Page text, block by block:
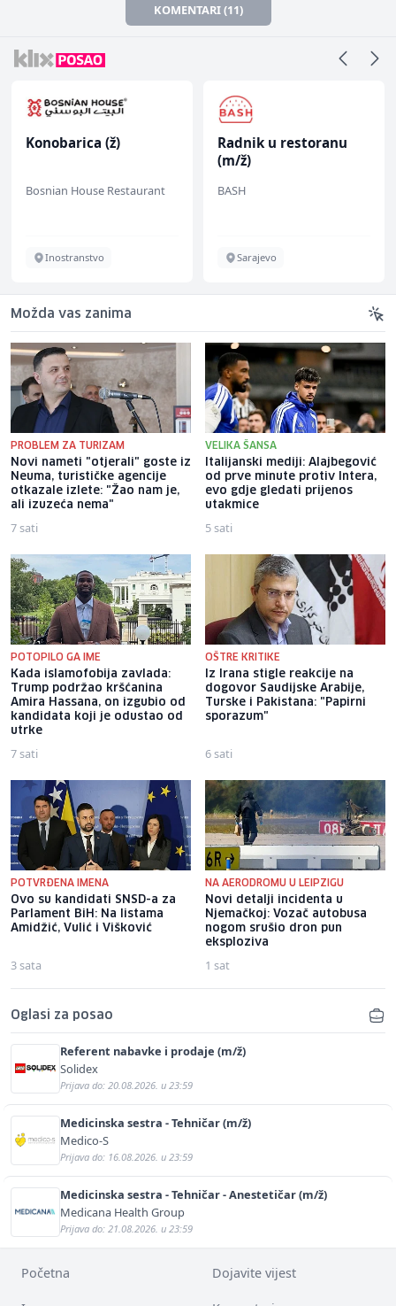
KOMENTARI (11)
Konobarica (ž)
Bosnian House Restaurant
Inostranstvo
Radnik u restoranu
(m/ž)
BASH
Sarajevo
Možda vas zanima
PROBLEM ZA TURIZAM
Novi nameti "otjerali" goste iz
Neuma, turističke agencije
otkazale izlete: "Žao nam je,
ali izuzeća nema"
7 sati
VELIKA ŠANSA
Italijanski mediji: Alajbegović
od prve minute protiv Intera,
evo gdje gledati prijenos
utakmice
5 sati
POTOPILO GA IME
Kada islamofobija zavlada:
Trump podržao kršćanina
Amira Hassana, on izgubio od
kandidata koji je odustao od
utrke
7 sati
OŠTRE KRITIKE
Iz Irana stigle reakcije na
dogovor Saudijske Arabije,
Turske i Pakistana: "Papirni
sporazum"
6 sati
POTVRĐENA IMENA
Ovo su kandidati SNSD-a za
Parlament BiH: Na listama
Amidžić, Vulić i Višković
3 sata
NA AERODROMU U LEIPZIGU
Novi detalji incidenta u
Njemačkoj: Vozač autobusa
nogom srušio dron pun
eksploziva
1 sat
Oglasi za posao
Referent nabavke i prodaje (m/ž)
Solidex
Prijava do: 20.08.2026. u 23:59
Medicinska sestra - Tehničar (m/ž)
Medico-S
Prijava do: 16.08.2026. u 23:59
Medicinska sestra - Tehničar - Anestetičar (m/ž)
Medicana Health Group
Prijava do: 21.08.2026. u 23:59
Početna Dojavite vijest